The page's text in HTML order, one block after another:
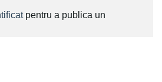
pentru a publica un